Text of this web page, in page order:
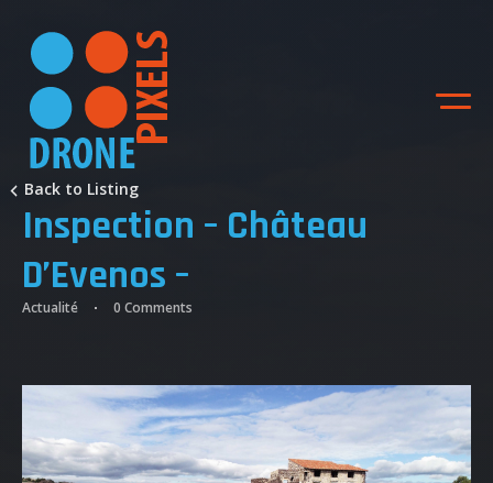
Back to Listing
Inspection – Château
D’Evenos –
Actualité 0 Comments